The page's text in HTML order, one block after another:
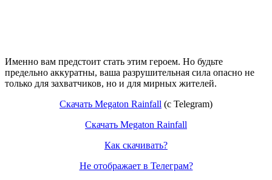
Именно вам предстоит стать этим героем. Но будьте
предельно аккуратны, ваша разрушительная сила опасно не
только для захватчиков, но и для мирных жителей.
Скачать Megaton Rainfall (с Telegram)
Скачать Megaton Rainfall
Как скачивать?
Не отображает в Телеграм?